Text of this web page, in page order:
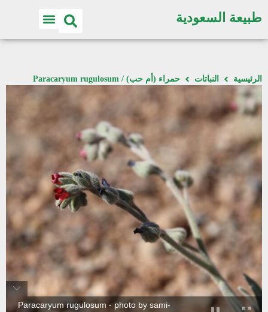
طبيعة السعودية
الرئيسية النباتات حمراء (أم حب) / Paracaryum rugulosum
Paracaryum rugulosum - photo by sami-